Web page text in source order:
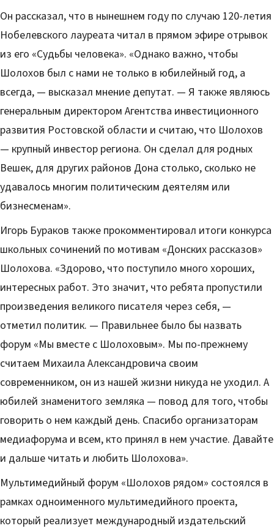
Он рассказал, что в нынешнем году по случаю 120-летия
Нобелевского лауреата читал в прямом эфире отрывок
из его «Судьбы человека». «Однако важно, чтобы
Шолохов был с нами не только в юбилейный год, а
всегда, — высказал мнение депутат. — Я также являюсь
генеральным директором Агентства инвестиционного
развития Ростовской области и считаю, что Шолохов
— крупный инвестор региона. Он сделал для родных
Вешек, для других районов Дона столько, сколько не
удавалось многим политическим деятелям или
бизнесменам».
Игорь Бураков также прокомментировал итоги конкурса
школьных сочинений по мотивам «Донских рассказов»
Шолохова. «Здорово, что поступило много хороших,
интересных работ. Это значит, что ребята пропустили
произведения великого писателя через себя, —
отметил политик. — Правильнее было бы назвать
форум «Мы вместе с Шолоховым». Мы по-прежнему
считаем Михаила Александровича своим
современником, он из нашей жизни никуда не уходил. А
юбилей знаменитого земляка — повод для того, чтобы
говорить о нем каждый день. Спасибо организаторам
медиафорума и всем, кто принял в нем участие. Давайте
и дальше читать и любить Шолохова».
Мультимедийный форум «Шолохов рядом» состоялся в
рамках одноименного мультимедийного проекта,
который реализует международный издательский